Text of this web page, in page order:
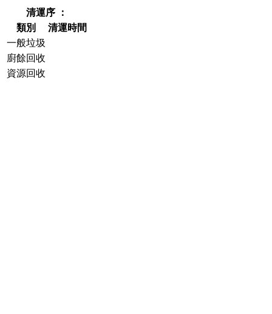
清運序 ：
類別
清運時間
一般垃圾
廚餘回收
資源回收